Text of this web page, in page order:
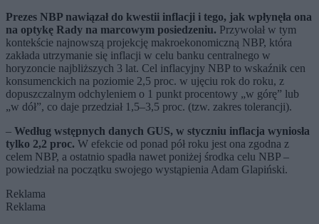
Prezes NBP nawiązał do kwestii inflacji i tego, jak wpłynęła ona
na optykę Rady na marcowym posiedzeniu. Przywołał w tym
kontekście najnowszą projekcję makroekonomiczną NBP, która
zakłada utrzymanie się inflacji w celu banku centralnego w
horyzoncie najbliższych 3 lat. Cel inflacyjny NBP to wskaźnik cen
konsumenckich na poziomie 2,5 proc. w ujęciu rok do roku, z
dopuszczalnym odchyleniem o 1 punkt procentowy „w górę” lub
„w dół”, co daje przedział 1,5–3,5 proc. (tzw. zakres tolerancji).
– Według wstępnych danych GUS, w styczniu inflacja wyniosła
tylko 2,2 proc. W efekcie od ponad pół roku jest ona zgodna z
celem NBP, a ostatnio spadła nawet poniżej środka celu NBP –
powiedział na początku swojego wystąpienia Adam Glapiński.
Reklama
Reklama